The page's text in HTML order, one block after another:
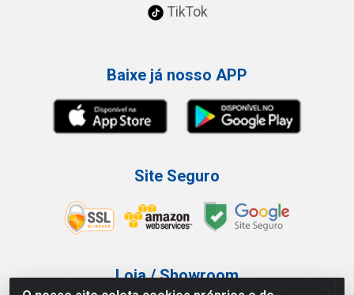
TikTok
Baixe já nosso APP
Site Seguro
Loja / Showroom